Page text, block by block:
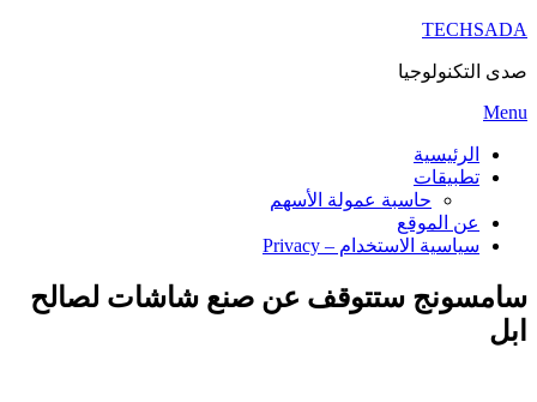
TECHSADA
صدى التكنولوجيا
Skip
content
Menu
الرئيسية
تطبيقات
حاسبة عمولة الأسهم
عن الموقع
سياسية الاستخدام – Privacy
سامسونج ستتوقف عن صنع شاشات لصالح
ابل